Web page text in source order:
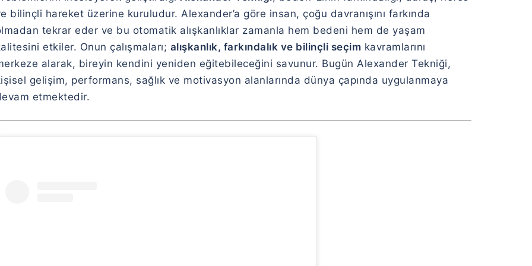
bilinçli hareket üzerine kuruludur. Alexander’a göre insan, çoğu davranışını farkında
tekrar eder ve bu otomatik alışkanlıklar zamanla hem bedeni hem de yaşam
etkiler. Onun çalışmaları; alışkanlık, farkındalık ve bilinçli seçim kavramlarını
alarak, bireyin kendini yeniden eğitebileceğini savunur. Bugün Alexander Tekniği,
gelişim, performans, sağlık ve motivasyon alanlarında dünya çapında uygulanmaya
etmektedir.